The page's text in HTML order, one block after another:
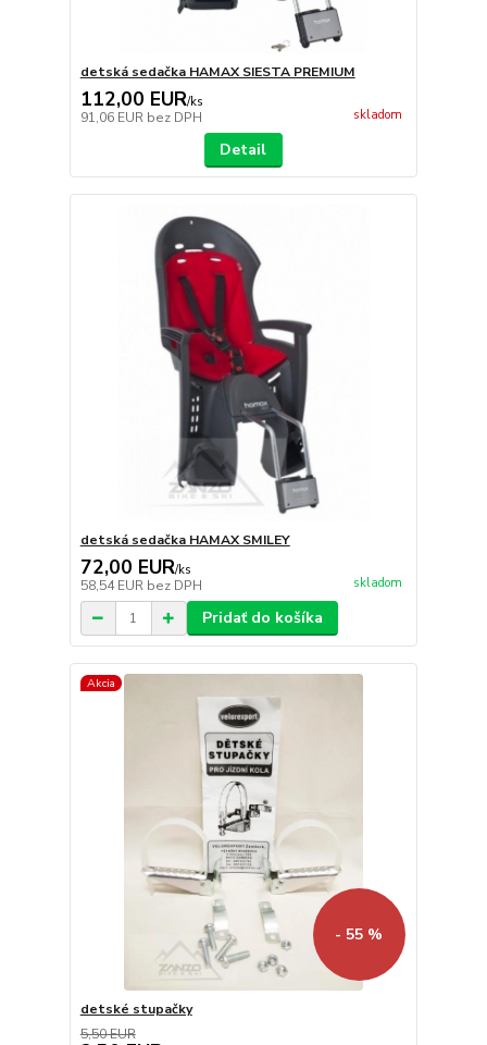
detská sedačka HAMAX SIESTA PREMIUM
112,00 EUR/ks
91,06 EUR bez DPH skladom
Detail
detská sedačka HAMAX SMILEY
72,00 EUR/ks
58,54 EUR bez DPH skladom
Pridať do košíka
Akcia
- 55 %
detské stupačky
5,50 EUR